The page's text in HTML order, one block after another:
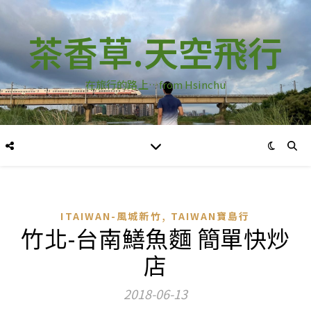
茶香草.天空飛行
在旅行的路上…from Hsinchu
ITAIWAN-風城新竹, TAIWAN寶島行
竹北-台南鱔魚麵 簡單快炒
店
2018-06-13